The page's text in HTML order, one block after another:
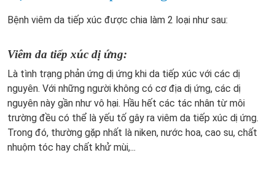
Bệnh viêm da tiếp xúc được chia làm 2 loại như sau:
Viêm da tiếp xúc dị ứng:
Là tình trạng phản ứng dị ứng khi da tiếp xúc với các dị
nguyên. Với những người không có cơ địa dị ứng, các dị
nguyên này gần như vô hại. Hầu hết các tác nhân từ môi
trường đều có thể là yếu tố gây ra viêm da tiếp xúc dị ứng.
Trong đó, thường gặp nhất là niken, nước hoa, cao su, chất
nhuộm tóc hay chất khử mùi,...